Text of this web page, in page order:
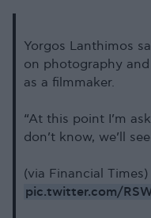
Yorgos Lanthimos
on photography
as a filmmaker.
“At this point I’m
don’t know, we’ll
(via Financial Times)
pic.twitter.com/